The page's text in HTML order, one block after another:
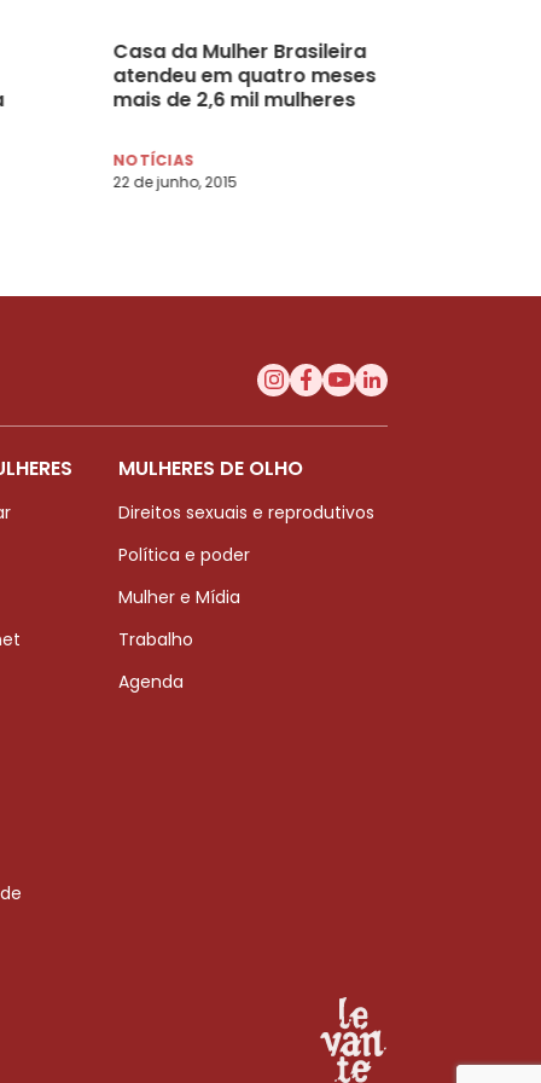
Casa da Mulher Brasileira
atendeu em quatro meses
mais de 2,6 mil mulheres
NOTÍCIAS
22 de junho, 2015
MULHERES DE OLHO
Direitos sexuais e reprodutivos
Política e poder
Mulher e Mídia
Trabalho
Agenda